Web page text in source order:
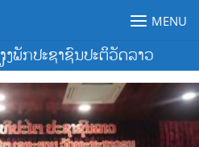
ພັກປະຊາຊົນປະຕິວັດລາວ
MENU